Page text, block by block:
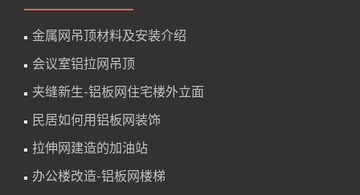
金属网吊顶材料及安装介绍
会议室铝拉网吊顶
夹缝新生-铝板网住宅楼外立面
民居如何用铝板网装饰
拉伸网建造的加油站
办公楼改造-铝板网楼梯